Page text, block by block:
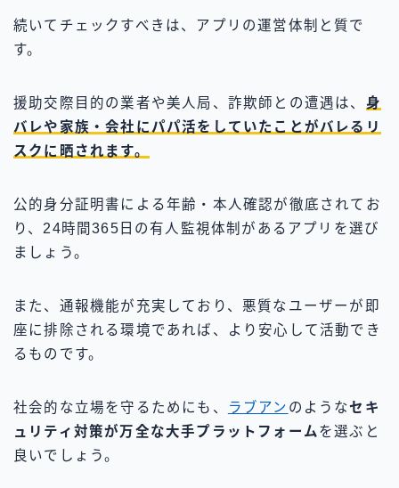
続いてチェックすべきは、アプリの運営体制と質で
す。
援助交際目的の業者や美人局、詐欺師との遭遇は、 身
バレや家族・会社にパパ活をしていたことがバレるリ
スクに晒されます。
公的身分証明書による年齢・本人確認が徹底されてお
り、24時間365日の有人監視体制があるアプリを選び
ましょう。
また、通報機能が充実しており、悪質なユーザーが即
座に排除される環境であれば、より安心して活動でき
るものです。
社会的な立場を守るためにも、 ラブアン のようなセキ
ュリティ対策が万全な大手プラットフォームを選ぶと
良いでしょう。